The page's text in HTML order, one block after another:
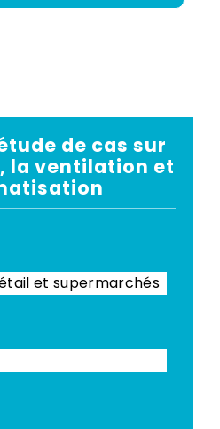
de cas sur
la ventilation et
et supermarchés